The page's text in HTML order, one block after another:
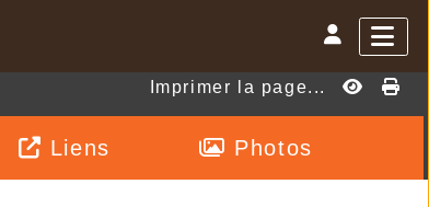
Imprimer la page...
Liens Photos